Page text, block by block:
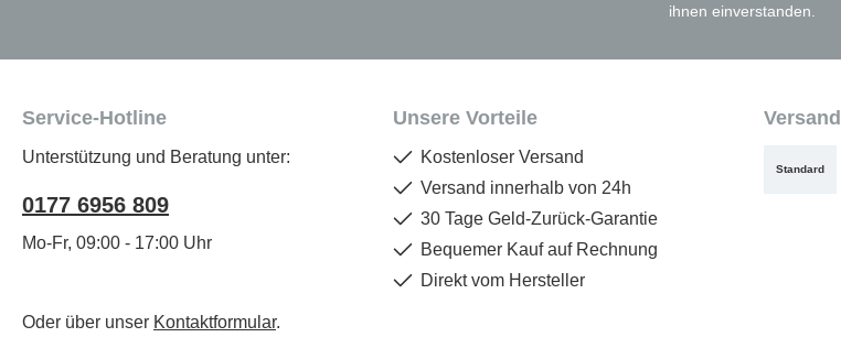
ihnen einverstanden.
Service-Hotline
Unterstützung und Beratung unter:
0177 6956 809
Mo-Fr, 09:00 - 17:00 Uhr
Oder über unser Kontaktformular.
Unsere Vorteile
Kostenloser Versand
Versand innerhalb von 24h
30 Tage Geld-Zurück-Garantie
Bequemer Kauf auf Rechnung
Direkt vom Hersteller
Standard